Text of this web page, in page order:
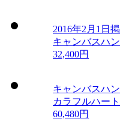
2016年2月1日
キャンバスハ
32,400円
キャンバスハ
カラフルハート
60,480円